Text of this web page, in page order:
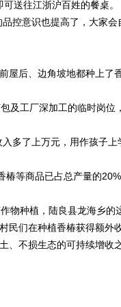
送往江浙沪百姓的餐桌。
控意识也提高了，大家会
屋后、边角坡地都种上了
及工厂深加工的临时岗位
多了上万元，用作孩子上
等商品已占总产量的20%
物种植，陆良县龙海乡的
民们在种植香椿获得额外
、不损生态的可持续增收